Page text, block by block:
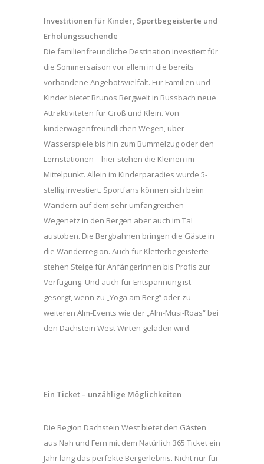
Investitionen für Kinder, Sportbegeisterte und
Erholungssuchende
Die familienfreundliche Destination investiert für
die Sommersaison vor allem in die bereits
vorhandene Angebotsvielfalt. Für Familien und
Kinder bietet Brunos Bergwelt in Russbach neue
Attraktivitäten für Groß und Klein. Von
kinderwagenfreundlichen Wegen, über
Wasserspiele bis hin zum Bummelzug oder den
Lernstationen – hier stehen die Kleinen im
Mittelpunkt. Allein im Kinderparadies wurde 5-
stellig investiert. Sportfans können sich beim
Wandern auf dem sehr umfangreichen
Wegenetz in den Bergen aber auch im Tal
austoben. Die Bergbahnen bringen die Gäste in
die Wanderregion. Auch für Kletterbegeisterte
stehen Steige für AnfängerInnen bis Profis zur
Verfügung. Und auch für Entspannung ist
gesorgt, wenn zu „Yoga am Berg“ oder zu
weiteren Alm-Events wie der „Alm-Musi-Roas“ bei
den Dachstein West Wirten geladen wird.
Ein Ticket – unzählige Möglichkeiten
Die Region Dachstein West bietet den Gästen
aus Nah und Fern mit dem Natürlich 365 Ticket ein
Jahr lang das perfekte Bergerlebnis. Nicht nur für